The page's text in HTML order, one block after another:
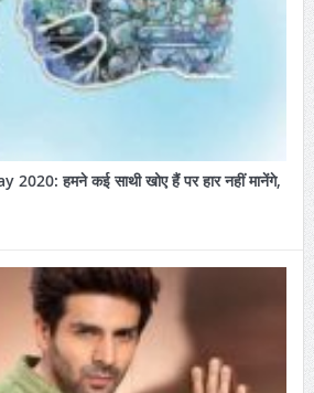
हमने कई साथी खोए हैं पर हार नहीं मानेंगे,